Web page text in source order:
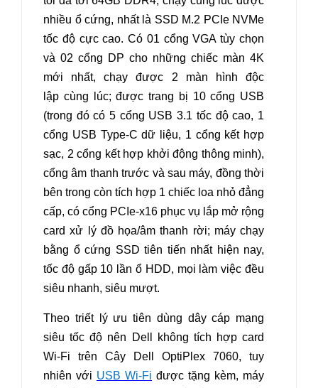
nhiều ổ cứng, nhất là SSD M.2 PCIe NVMe
tốc độ cực cao. Có 01 cổng VGA tùy chọn
và 02 cổng DP cho những chiếc màn 4K
mới nhất, chạy được 2 màn hình độc
lập cùng lúc; được trang bị 10 cổng USB
(trong đó có 5 cổng USB 3.1 tốc độ cao, 1
cổng USB Type-C dữ liệu, 1 cổng kết hợp
sạc, 2 cổng kết hợp khởi động thông minh),
cổng âm thanh trước và sau máy, đồng thời
bên trong còn tích hợp 1 chiếc loa nhỏ đẳng
cấp, có cổng PCIe-x16 phục vụ lắp mở rộng
card xử lý đồ họa/âm thanh rời; máy chạy
bằng ổ cứng SSD tiên tiến nhất hiện nay,
tốc độ gấp 10 lần ổ HDD, mọi làm việc đều
siêu nhanh, siêu mượt.
Theo triết lý ưu tiên dùng dây cáp mạng
siêu tốc độ nên Dell không tích hợp card
Wi-Fi trên Cây Dell OptiPlex 7060, tuy
nhiên với USB Wi-Fi được tặng kèm, máy